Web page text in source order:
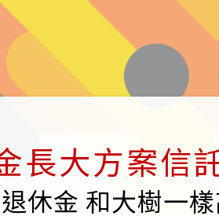
長大方案信
休金 和大樹一